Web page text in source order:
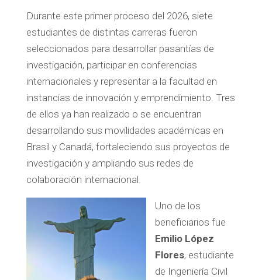
Durante este primer proceso del 2026, siete
estudiantes de distintas carreras fueron
seleccionados para desarrollar pasantías de
investigación, participar en conferencias
internacionales y representar a la facultad en
instancias de innovación y emprendimiento. Tres
de ellos ya han realizado o se encuentran
desarrollando sus movilidades académicas en
Brasil y Canadá, fortaleciendo sus proyectos de
investigación y ampliando sus redes de
colaboración internacional.
Uno de los
beneficiarios fue
Emilio López
Flores, estudiante
de Ingeniería Civil